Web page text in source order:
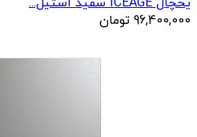
یخچال ICEAGE سفید استیل...
96,400,000 تومان